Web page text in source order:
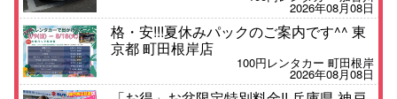
2026年08月08日
格・安!!!夏休みパックのご案内です^^ 東
京都 町田根岸店
100円レンタカー 町田根岸
2026年08月08日